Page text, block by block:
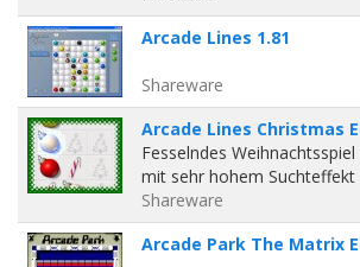
Arcade Lines 1.81
Shareware
Arcade Lines Christmas
Fesselndes
mit sehr hohem Suchteffekt
Shareware
Arcade Park The Matrix